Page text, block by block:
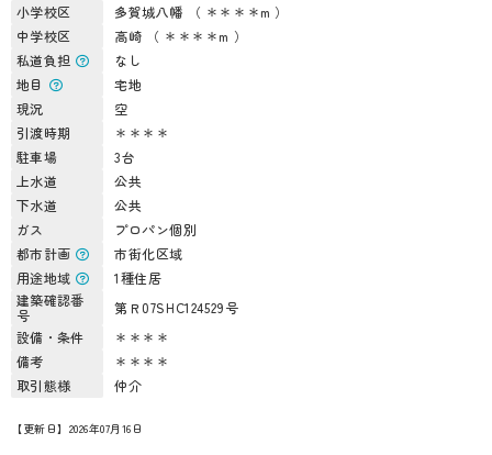
小学校区
多賀城八幡 （ ＊＊＊＊m ）
中学校区
高崎 （ ＊＊＊＊m ）
私道負担
なし
地目
宅地
現況
空
引渡時期
＊＊＊＊
駐車場
3台
上水道
公共
下水道
公共
ガス
プロパン個別
都市計画
市街化区域
用途地域
1種住居
建築確認番
号
第Ｒ07SHC124529号
設備・条件
＊＊＊＊
備考
＊＊＊＊
取引態様
仲介
【更新日】2026年07月16日